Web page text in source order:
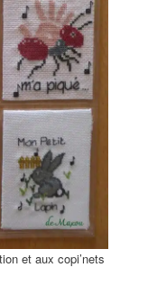
et aux copi’nets